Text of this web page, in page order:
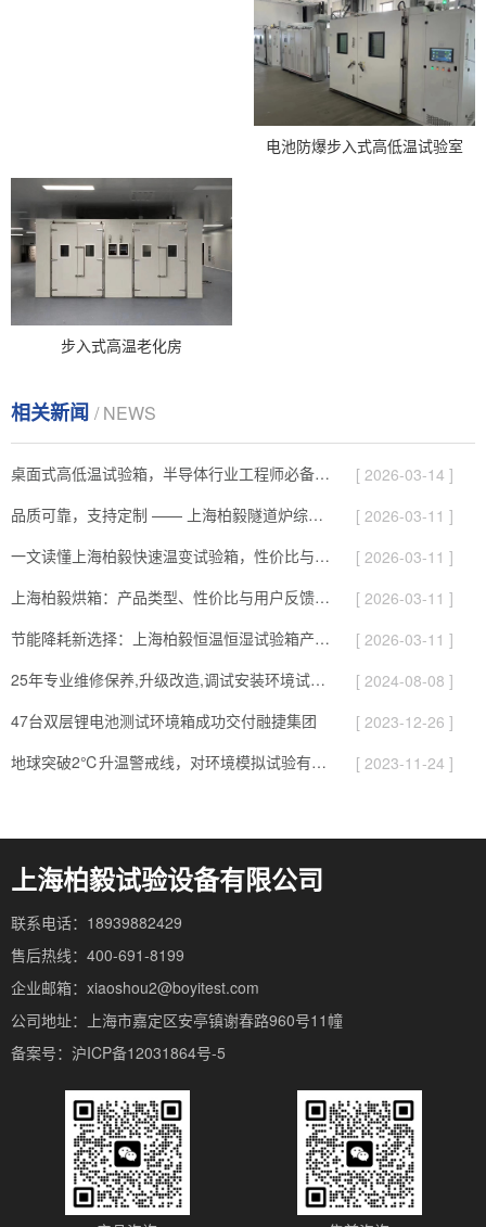
电池防爆步入式高低温试验室
步入式高温老化房
相关新闻 / NEWS
桌面式高低温试验箱，半导体行业工程师必备的测试神器
[ 2026-03-14 ]
品质可靠，支持定制 —— 上海柏毅隧道炉综合解析
[ 2026-03-11 ]
一文读懂上海柏毅快速温变试验箱，性价比与服务综合介绍
[ 2026-03-11 ]
上海柏毅烘箱：产品类型、性价比与用户反馈总结
[ 2026-03-11 ]
节能降耗新选择：上海柏毅恒温恒湿试验箱产品与应用亮点
[ 2026-03-11 ]
25年专业维修保养,升级改造,调试安装环境试验设备
[ 2024-08-08 ]
47台双层锂电池测试环境箱成功交付融捷集团
[ 2023-12-26 ]
地球突破2℃升温警戒线，对环境模拟试验有哪些影响
[ 2023-11-24 ]
上海柏毅试验设备有限公司
联系电话：18939882429
售后热线：400-691-8199
企业邮箱：xiaoshou2@boyitest.com
公司地址：上海市嘉定区安亭镇谢春路960号11幢
备案号：沪ICP备12031864号-5